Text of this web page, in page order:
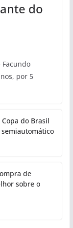
do
por 5
do Brasil
de
sobre o